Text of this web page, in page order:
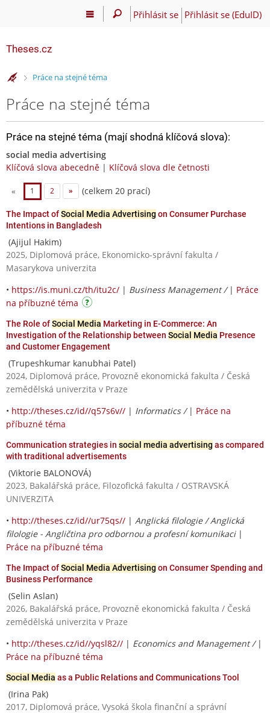
Přihlásit se Přihlásit se (EduID)
Theses.cz
>Práce na stejné téma
Práce na stejné téma
Práce na stejné téma (mají shodná klíčová slova):
social media advertising
Klíčová slova abecedně | Klíčová slova dle četnosti
« 1 2 » (celkem 20 prací)
The Impact ofSocial Media Advertising on Consumer Purchase
Intentions in Bangladesh
(Ajijul Hakim)
2025, Diplomová práce, Ekonomicko-správní fakulta /
Masarykova univerzita
• https://is.muni.cz/th/itu2c/ | Business Management / | Práce
na příbuzné téma
The Role ofSocial Media Marketing in E-Commerce: An
Investigation of the Relationship between Social Media Presence
and Customer Engagement
(Trupeshkumar kanubhai Patel)
2024, Diplomová práce, Provozně ekonomická fakulta / Česká
zemědělská univerzita v Praze
• http://theses.cz/id//q57s6v// | Informatics / | Práce na
příbuzné téma
Communication strategies in social media advertising as compared
with traditional advertisements
(Viktorie BALONOVÁ)
2023, Bakalářská práce, Filozofická fakulta / OSTRAVSKÁ
UNIVERZITA
• http://theses.cz/id//ur75qs// | Anglická filologie / Anglická
filologie - Angličtina pro odbornou a profesní komunikaci|
Práce na příbuzné téma
The Impact ofSocial Media Advertising on Consumer Spending and
Business Performance
(Selin Aslan)
2026, Bakalářská práce, Provozně ekonomická fakulta / Česká
zemědělská univerzita v Praze
• http://theses.cz/id//yqsl82// | Economics and Management / |
Práce na příbuzné téma
Social Media as a Public Relations and Communications Tool
(Irina Pak)
2017, Diplomová práce, Vysoká škola finanční a správní